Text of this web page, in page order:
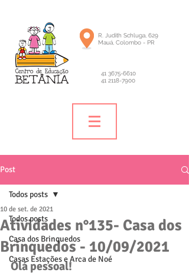
R. Judith Schluga, 629
Mauá, Colombo - PR
41 3675-6610
41 2118-7900
Post
Todos posts
Casa dos Brinquedos
Casas Estações e Arca de Noé
Todos posts
Atividades n°135- Casa dos
Brinquedos - 10/09/2021
10 de set. de 2021
Olá pessoal!